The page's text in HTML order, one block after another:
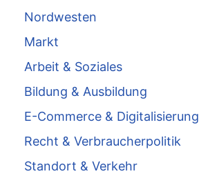
Nordwesten
Markt
Arbeit & Soziales
Bildung & Ausbildung
E-Commerce & Digitalisierung
Recht & Verbraucherpolitik
Standort & Verkehr